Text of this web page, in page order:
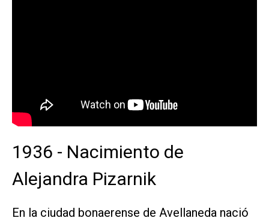
1936 - Nacimiento de
Alejandra Pizarnik
En la ciudad bonaerense de Avellaneda nació